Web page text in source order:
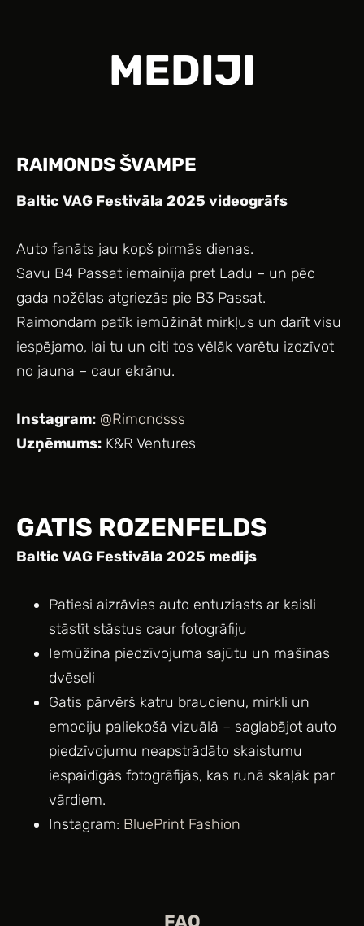
MEDIJI
RAIMONDS ŠVAMPE
Baltic VAG Festivāla 2025 videogrāfs
⁠Auto fanāts jau kopš pirmās dienas.
Savu B4 Passat iemainīja pret Ladu – un pēc
gada nožēlas atgriezās pie B3 Passat.
Raimondam patīk iemūžināt mirkļus un darīt visu
iespējamo, lai tu un citi tos vēlāk varētu izdzīvot
no jauna – caur ekrānu.
Instagram: @Rimondsss
Uzņēmums: K&R Ventures
GATIS ROZENFELDS
Baltic VAG Festivāla 2025 medijs
Patiesi aizrāvies auto entuziasts ar kaisli
stāstīt stāstus caur fotogrāfiju
Iemūžina piedzīvojuma sajūtu un mašīnas
dvēseli
Gatis pārvērš katru braucienu, mirkli un
emociju paliekošā vizuālā – saglabājot auto
piedzīvojumu neapstrādāto skaistumu
iespaidīgās fotogrāfijās, kas runā skaļāk par
vārdiem.
Instagram: BluePrint Fashion
FAQ